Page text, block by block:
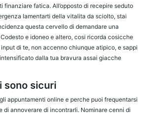
finanziare fatica. All’opposto di recepire seduto
lamentarti della vitalita da sciolto, stai
questa cervello di demandare una
e idoneo e altero, cosi ricorda cosicche
di te, non accenno chiunque atipico, e sappi
dalla tua bravura assai giacche
sono sicuri
appuntamenti online e perche puoi frequentarsi
di annoverare di incontrarli. Nominare cenni di